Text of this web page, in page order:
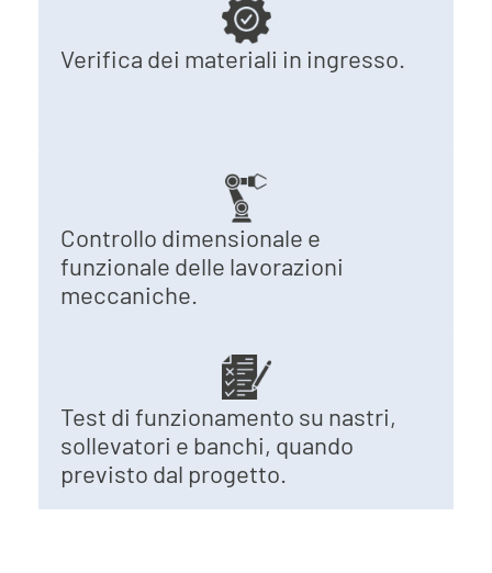
Verifica dei materiali in ingresso.
Controllo dimensionale e
funzionale delle lavorazioni
meccaniche.
Test di funzionamento su nastri,
sollevatori e banchi, quando
previsto dal progetto.